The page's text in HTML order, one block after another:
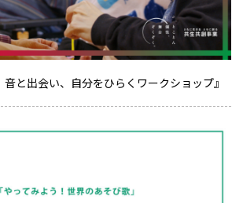
音と出会い、自分をひらくワークショップ』